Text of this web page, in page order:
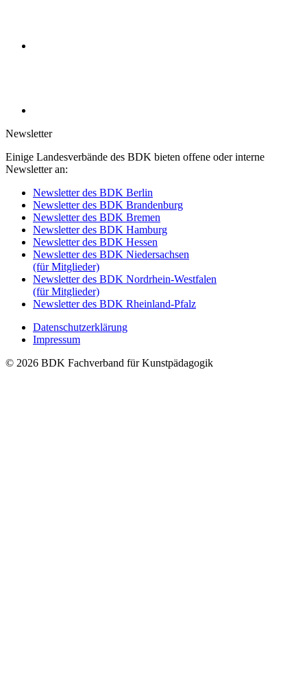
Newsletter
Einige Landesverbände des BDK bieten offene oder interne
Newsletter an:
Newsletter des BDK Berlin
Newsletter des BDK Brandenburg
Newsletter des BDK Bremen
Newsletter des BDK Hamburg
Newsletter des BDK Hessen
Newsletter des BDK Niedersachsen
(für Mitglieder)
Newsletter des BDK Nordrhein-Westfalen
(für Mitglieder)
Newsletter des BDK Rheinland-Pfalz
Datenschutzerklärung
Impressum
© 2026 BDK Fachverband für Kunstpädagogik